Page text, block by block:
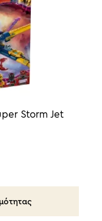
Storm Jet